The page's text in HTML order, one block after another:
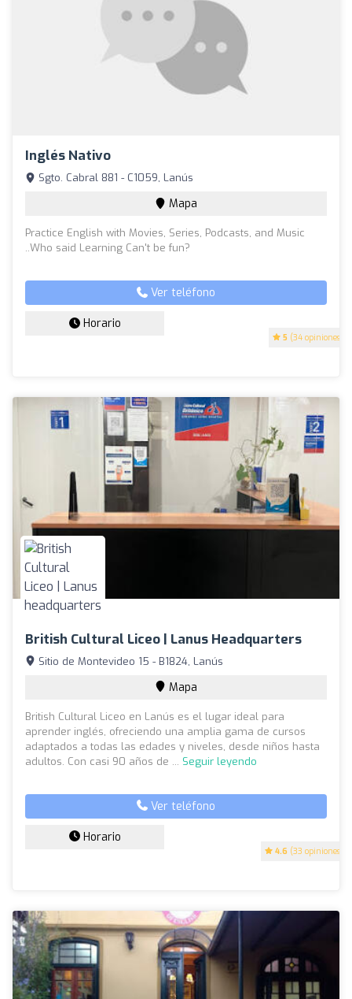
Inglés Nativo
5 (34 opiniones)
Sgto. Cabral 881 - C1059, Lanús
Mapa
Practice English with Movies, Series, Podcasts, and Music
..Who said Learning Can't be fun?
Ver teléfono
Horario
British Cultural Liceo | Lanus Headquarters
4.6 (33 opiniones)
Sitio de Montevideo 15 - B1824, Lanús
Mapa
British Cultural Liceo en Lanús es el lugar ideal para
aprender inglés, ofreciendo una amplia gama de cursos
adaptados a todas las edades y niveles, desde niños hasta
adultos. Con casi 90 años de ... Seguir leyendo
Ver teléfono
Horario